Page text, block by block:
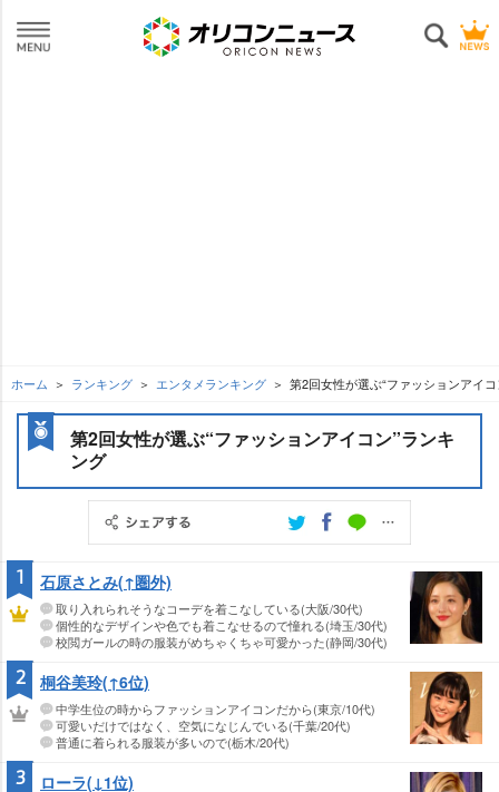
ホーム ランキング エンタメランキング 第2回女性が選ぶ“ファッションアイ
第2回女性が選ぶ“ファッションアイコン”ランキ
ング
石原さとみ(↑圏外)
取り入れられそうなコーデを着こなしている(大阪/30代)
個性的なデザインや色でも着こなせるので憧れる(埼玉/30代)
校閲ガールの時の服装がめちゃくちゃ可愛かった(静岡/30代)
1
桐谷美玲(↑6位)
中学生位の時からファッションアイコンだから(東京/10代)
可愛いだけではなく、空気になじんでいる(千葉/20代)
普通に着られる服装が多いので(栃木/20代)
2
ローラ(↓1位)
3